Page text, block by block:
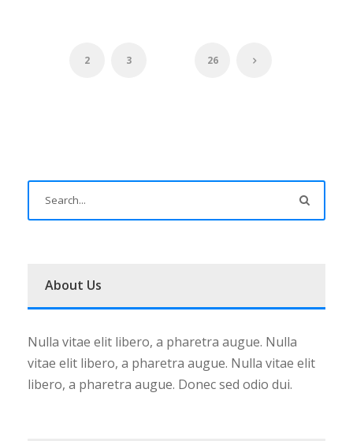
2 3 26
About Us
Nulla vitae elit libero, a pharetra augue. Nulla
vitae elit libero, a pharetra augue. Nulla vitae elit
libero, a pharetra augue. Donec sed odio dui.